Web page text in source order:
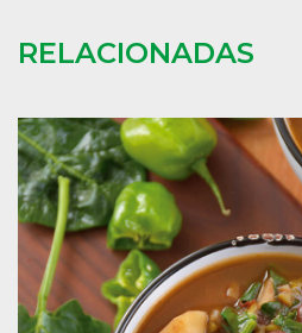
RELACIONADAS